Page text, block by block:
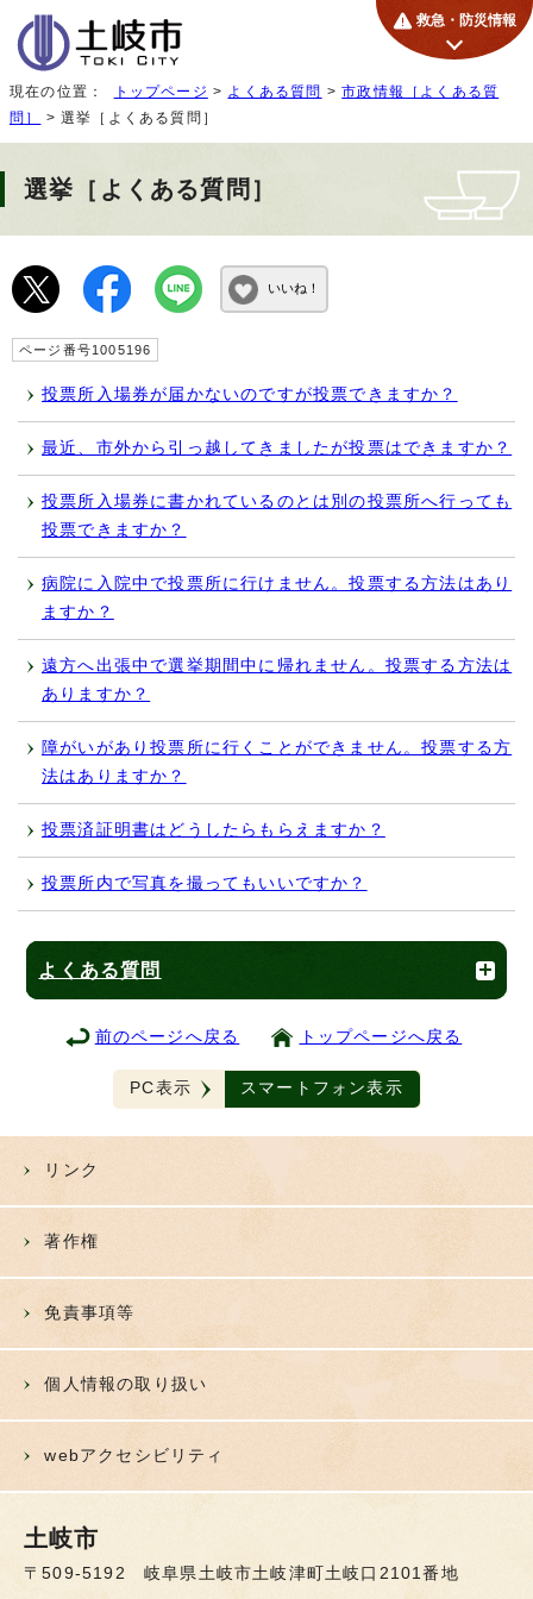
救急・防災情報
現在の位置： トップページ > よくある質問 >市政情報［よくある質
問］
> 選挙［よくある質問］
選挙［よくある質問］
いいね！
ページ番号1005196
投票所入場券が届かないのですが投票できますか？
最近、市外から引っ越してきましたが投票はできますか？
投票所入場券に書かれているのとは別の投票所へ行っても
投票できますか？
病院に入院中で投票所に行けません。投票する方法はあり
ますか？
遠方へ出張中で選挙期間中に帰れません。投票する方法は
ありますか？
障がいがあり投票所に行くことができません。投票する方
法はありますか？
投票済証明書はどうしたらもらえますか？
投票所内で写真を撮ってもいいですか？
よくある質問
前のページへ戻る トップページへ戻る
PC表示 スマートフォン表示
リンク
著作権
免責事項等
個人情報の取り扱い
webアクセシビリティ
土岐市
〒509-5192 岐阜県土岐市土岐津町土岐口2101番地